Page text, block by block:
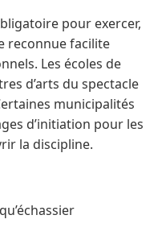
pour exercer,
reconnue facilite
Les écoles de
d’arts du spectacle
municipalités
d’initiation pour les
la discipline.